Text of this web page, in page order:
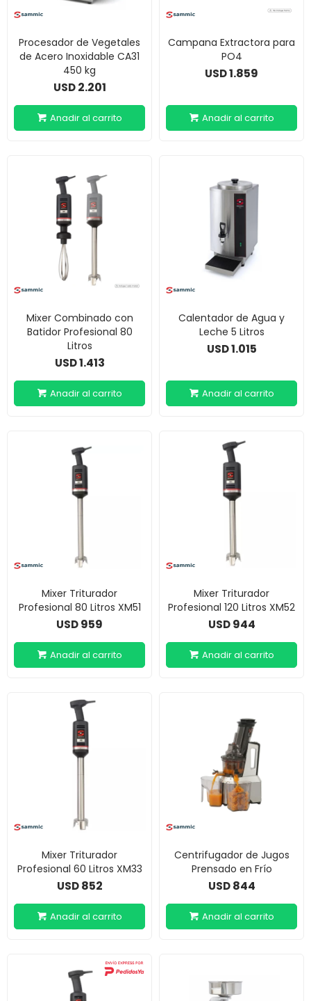
Procesador de Vegetales
de Acero Inoxidable CA31
450 kg
USD 2.201
Campana Extractora para
PO4
USD1.859
Mixer Combinado con
Batidor Profesional 80
Litros
USD1.413
Calentador de Agua y
Leche 5 Litros
USD1.015
Mixer Triturador
Profesional 80 Litros XM51
USD959
Mixer Triturador
Profesional 120 Litros XM52
USD 944
Mixer Triturador
Profesional 60 Litros XM33
USD 852
Centrifugador de Jugos
Prensado en Frío
USD 844